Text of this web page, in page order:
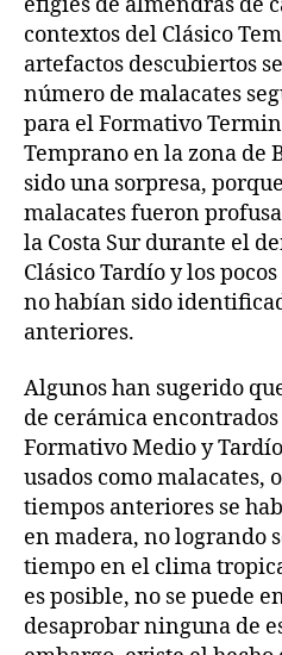
contextos del Clásico
artefactos descubiertos
número de malacates
para el Formativo
Temprano en la zona de
sido una sorpresa,
malacates fueron
la Costa Sur durante el
Clásico Tardío y los
no habían sido
anteriores.
Algunos han sugerido
de cerámica
Formativo Medio y
usados como malacates,
tiempos anteriores se
en madera, no logrando
tiempo en el clima
es posible, no se puede
desaprobar ninguna de